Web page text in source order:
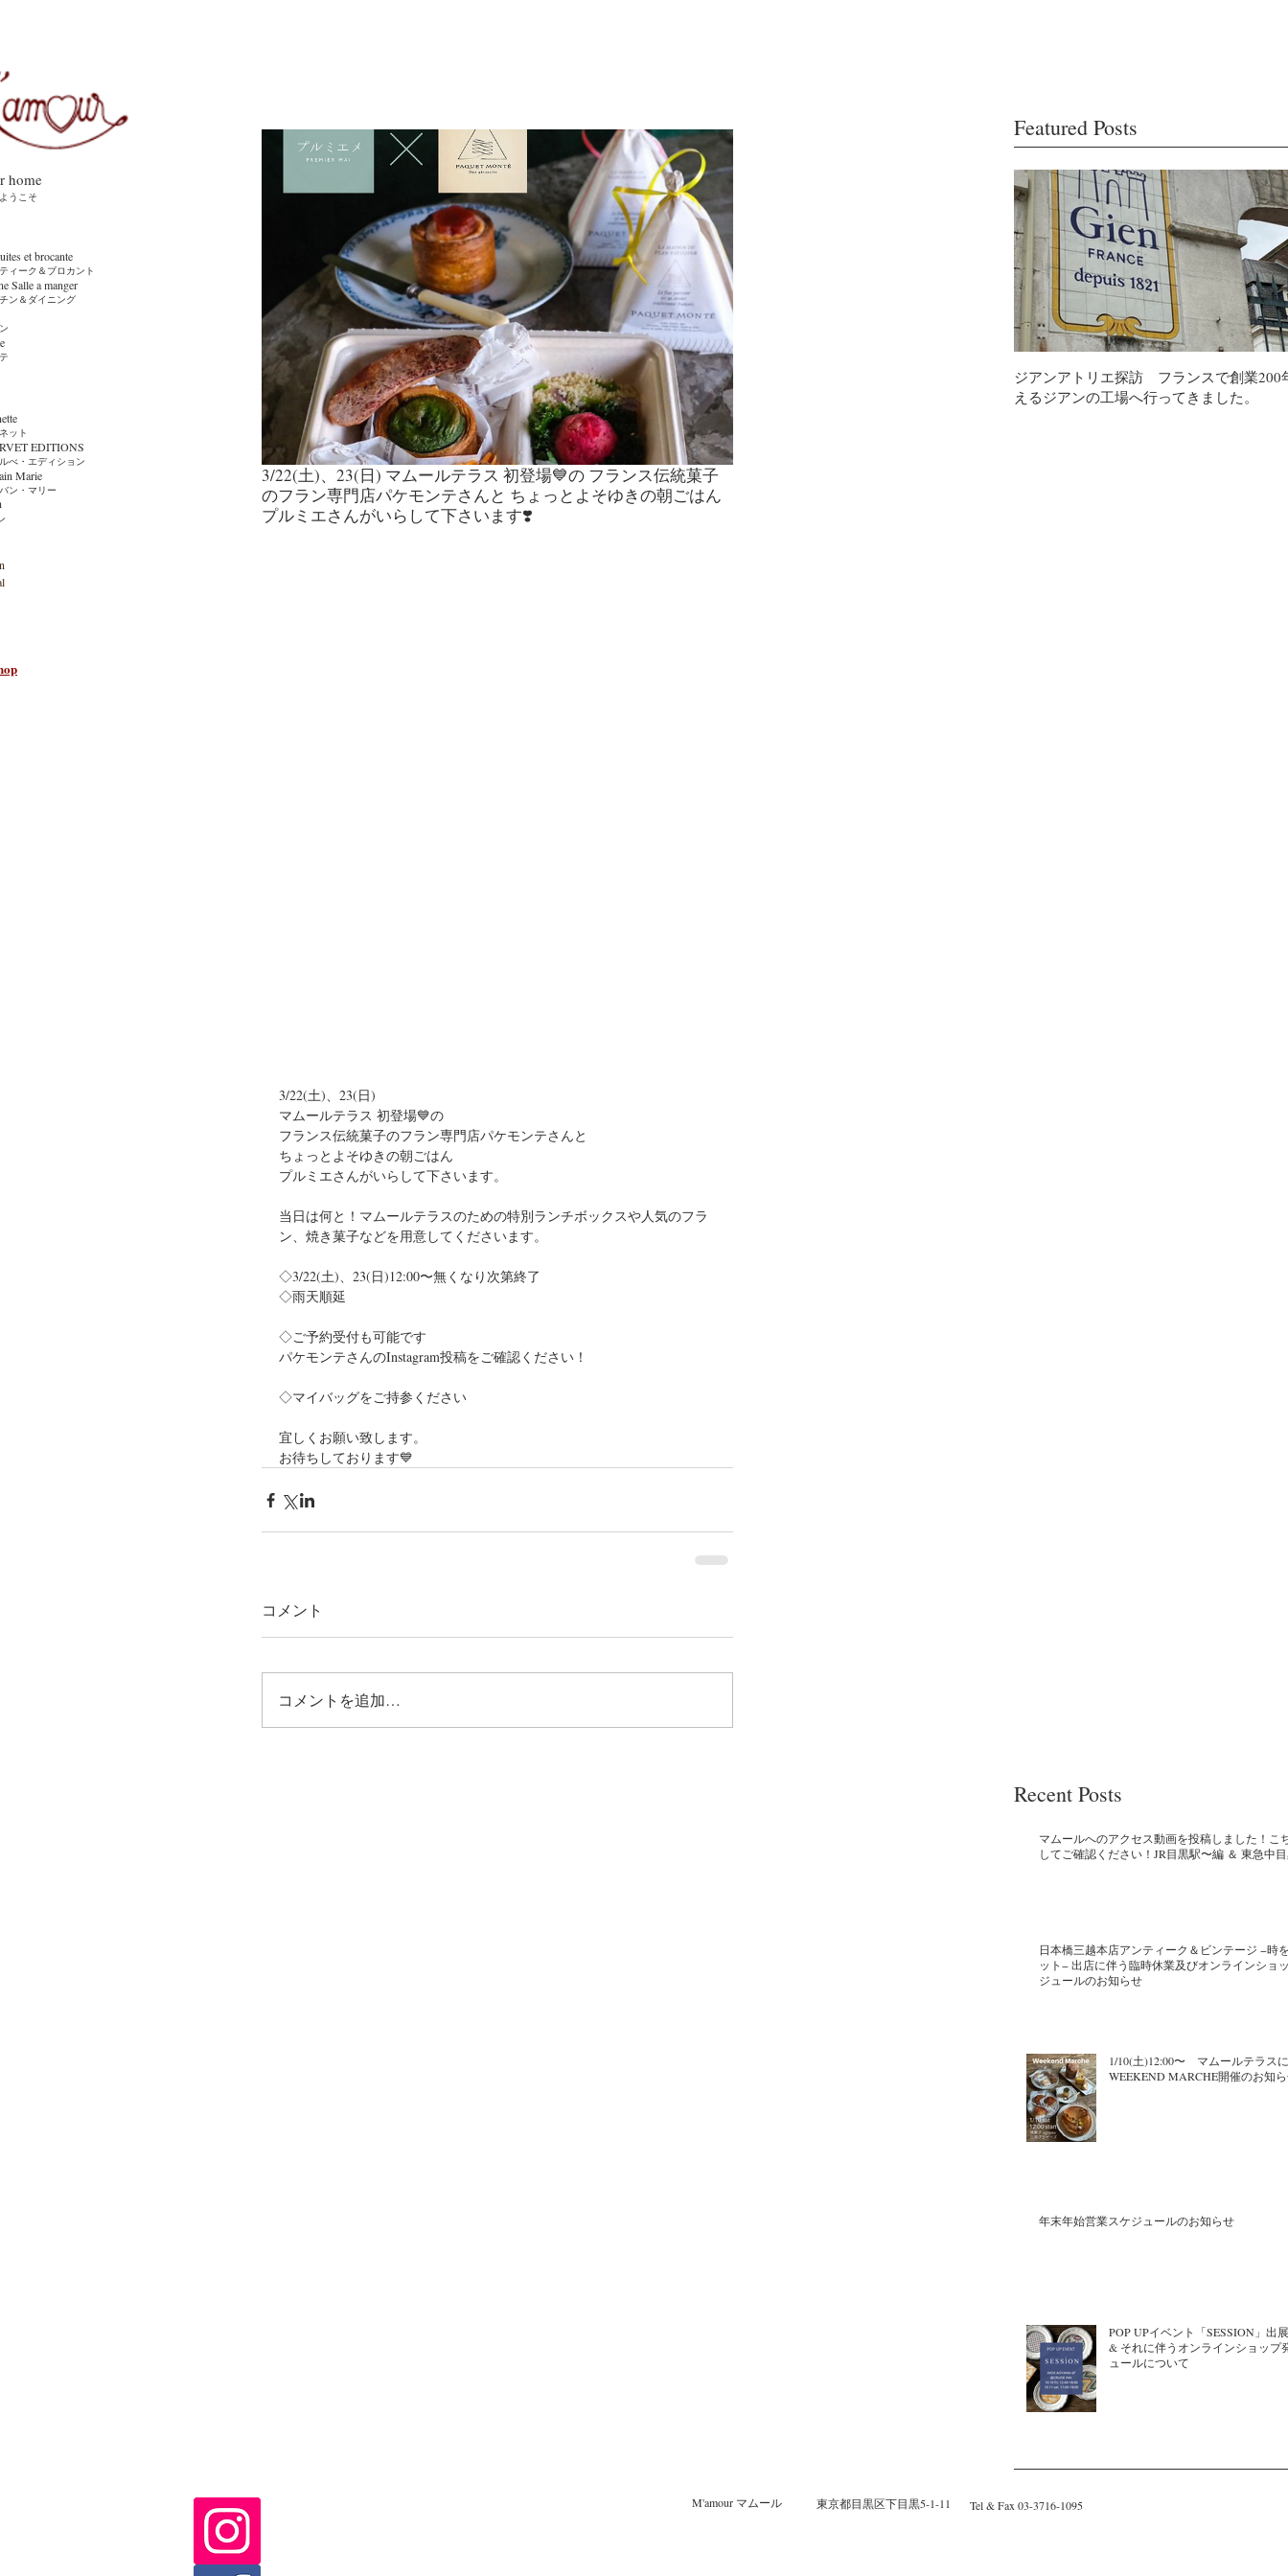
3/22(土)、23(日) マムールテラス 初登場💙の フランス伝統菓子
のフラン専門店パケモンテさんと ちょっとよそゆきの朝ごはん
プルミエさんがいらして下さいます❣️
3/22(土)、23(日)
マムールテラス 初登場💙の
フランス伝統菓子のフラン専門店パケモンテさんと
ちょっとよそゆきの朝ごはん
プルミエさんがいらして下さいます。
当日は何と！マムールテラスのための特別ランチボックスや人気のフラ
ン、焼き菓子などを用意してくださいます。
◇3/22(土)、23(日)12:00〜無くなり次第終了
◇雨天順延
◇ご予約受付も可能です
パケモンテさんのInstagram投稿をご確認ください！
◇マイバッグをご持参ください
宜しくお願い致します。
お待ちしております💙
コメント
コメントを追加…
Featured Posts
ジアンアトリエ探訪 フランスで創業200
えるジアンの工場へ行ってきました。
Recent Posts
マムールへのアクセス動画を投稿しました！こ
してご確認ください！JR目黒駅〜編 ＆ 東急中
日本橋三越本店アンティーク＆ビンテージ −時
ット− 出店に伴う臨時休業及びオンラインショ
ジュールのお知らせ
1/10(土)12:00〜 マムールテラス
WEEKEND MARCHE開催のお知
年末年始営業スケジュールのお知らせ
POP UPイベント「SESSION」出
& それに伴うオンラインショップ
ュールについて
home
うこそ
et brocante
ク＆ブロカント
Salle a manger
ダイニング
ト
EDITIONS
エディション
Marie
・マリー
M'amour マムール 東京都目黒区下目黒5-1-11 Tel & Fax 03-3716-1095